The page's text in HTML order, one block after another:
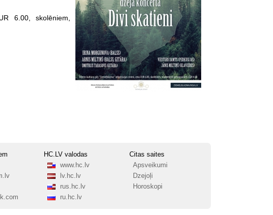
6.00, skolēniem,
HC.LV valodas
www.hc.lv
lv.hc.lv
rus.hc.lv
ru.hc.lv
Citas saites
Apsveikumi
Dzejoļi
Horoskopi